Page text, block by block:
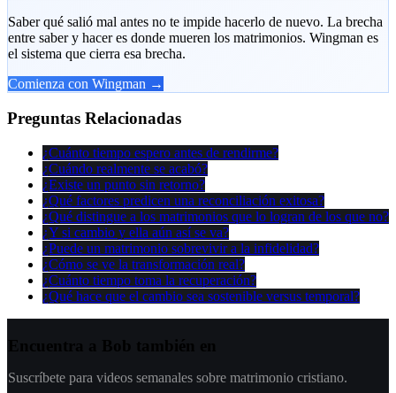
Saber qué salió mal antes no te impide hacerlo de nuevo. La brecha
entre saber y hacer es donde mueren los matrimonios. Wingman es
el sistema que cierra esa brecha.
Comienza con Wingman →
Preguntas Relacionadas
¿Cuánto tiempo espero antes de rendirme?
¿Cuándo realmente se acabó?
¿Existe un punto sin retorno?
¿Qué factores predicen una reconciliación exitosa?
¿Qué distingue a los matrimonios que lo logran de los que no?
¿Y si cambio y ella aún así se va?
¿Puede un matrimonio sobrevivir a la infidelidad?
¿Cómo se ve la transformación real?
¿Cuánto tiempo toma la recuperación?
¿Qué hace que el cambio sea sostenible versus temporal?
Suscríbete para videos semanales sobre matrimonio cristiano.